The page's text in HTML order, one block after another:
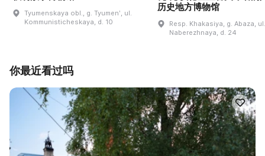
Tyumenskaya obl., g. Tyumenʹ, ul.
Kommunisticheskaya, d. 10
历史地方博物馆
Resp. Khakasiya, g. Abaza, ul.
Naberezhnaya, d. 24
你最近看过吗